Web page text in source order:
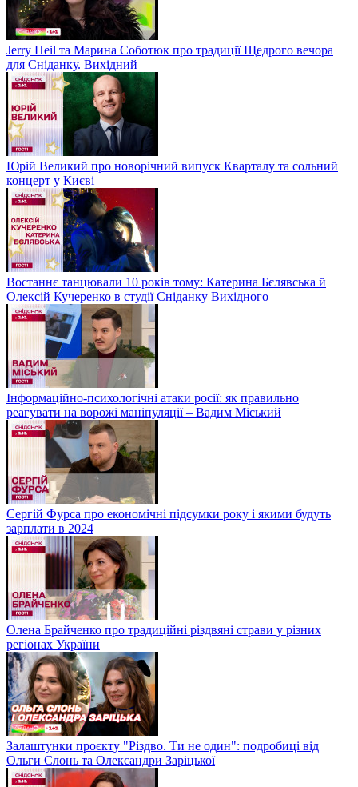
Jerry Heil та Марина Соботюк про традиції Щедрого вечора
для Сніданку. Вихідний
Юрій Великий про новорічний випуск Кварталу та сольний
концерт у Києві
Востаннє танцювали 10 років тому: Катерина Бєлявська й
Олексій Кучеренко в студії Сніданку Вихідного
Інформаційно-психологічні атаки росії: як правильно
реагувати на ворожі маніпуляції – Вадим Міський
Сергій Фурса про економічні підсумки року і якими будуть
зарплати в 2024
Олена Брайченко про традиційні різдвяні страви у різних
регіонах України
Залаштунки проєкту "Різдво. Ти не один": подробиці від
Ольги Слонь та Олександри Заріцької